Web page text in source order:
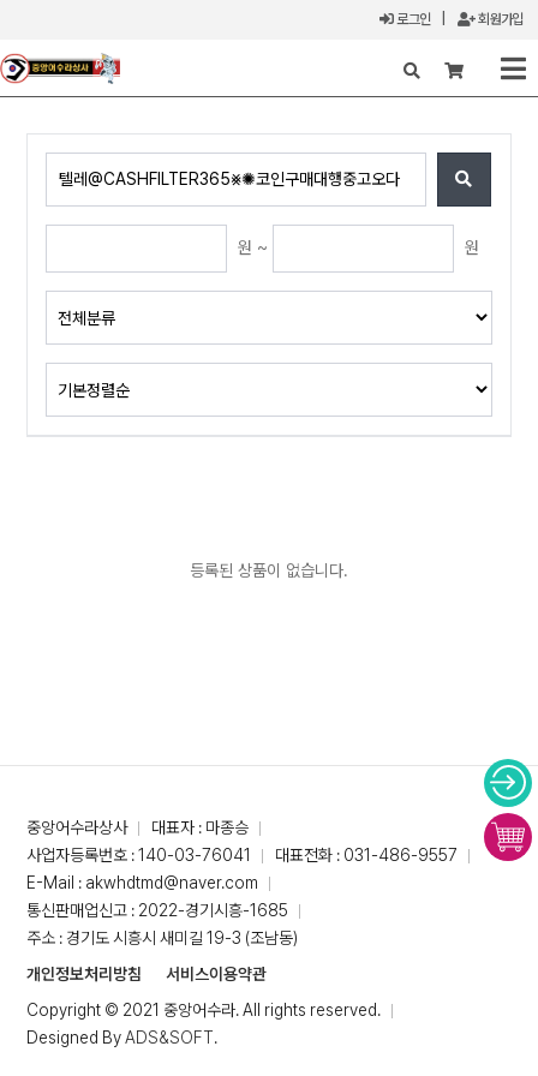
로그인 회원가입
X
원 ~ 원
등록된 상품이 없습니다.
중앙어수라상사
대표자 : 마종승
사업자등록번호 : 140-03-76041
대표전화 : 031-486-9557
E-Mail : akwhdtmd@naver.com
통신판매업신고 : 2022-경기시흥-1685
주소 : 경기도 시흥시 새미길 19-3 (조남동)
개인정보처리방침
서비스이용약관
Copyright © 2021 중앙어수라. All rights reserved.
Designed ByADS&SOFT.